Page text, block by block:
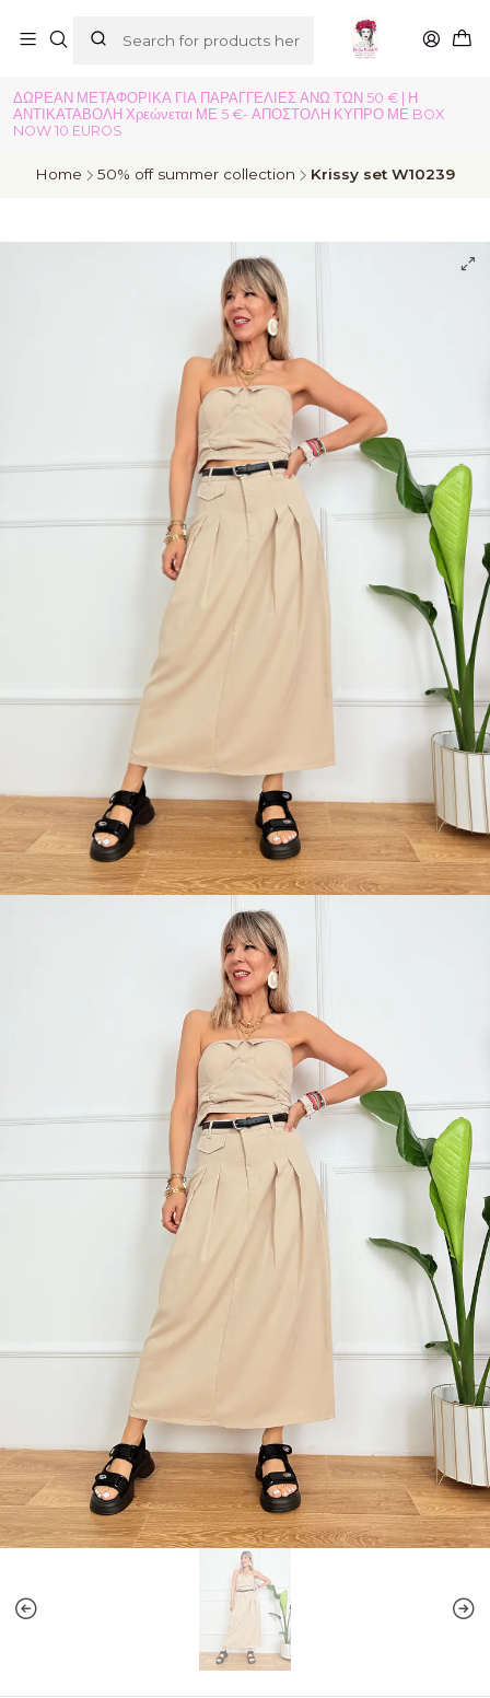
ΔΩΡΕΑΝ ΜΕΤΑΦΟΡΙΚΑ ΓΙΑ ΠΑΡΑΓΓΕΛΙΕΣ ΑΝΩ ΤΩΝ 50 € | Η
ΑΝΤΙΚΑΤΑΒΟΛΗ Χρεώνεται ΜΕ 5 €- ΑΠΟΣΤΟΛΗ ΚΥΠΡΟ ΜΕ BOX
NOW 10 EUROS
Home 50% off summer collection Krissy set W10239